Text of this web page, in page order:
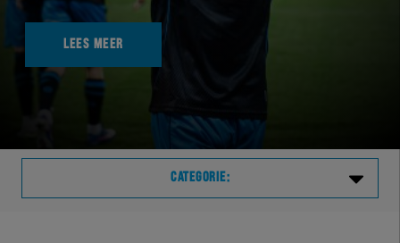
LEES MEER
CATEGORIE: